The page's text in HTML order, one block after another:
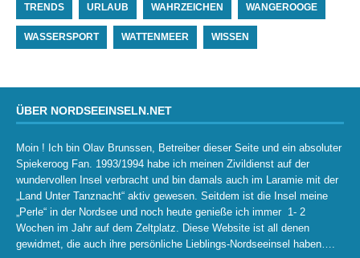
TRENDS URLAUB WAHRZEICHEN WANGEROOGE
WASSERSPORT WATTENMEER WISSEN
ÜBER NORDSEEINSELN.NET
Moin ! Ich bin Olav Brunssen, Betreiber dieser Seite und ein absoluter
Spiekeroog Fan. 1993/1994 habe ich meinen Zivildienst auf der
wundervollen Insel verbracht und bin damals auch im Laramie mit der
„Land Unter Tanznacht“ aktiv gewesen. Seitdem ist die Insel meine
„Perle“ in der Nordsee und noch heute genieße ich immer 1- 2
Wochen im Jahr auf dem Zeltplatz. Diese Website ist all denen
gewidmet, die auch ihre persönliche Lieblings-Nordseeinsel haben….